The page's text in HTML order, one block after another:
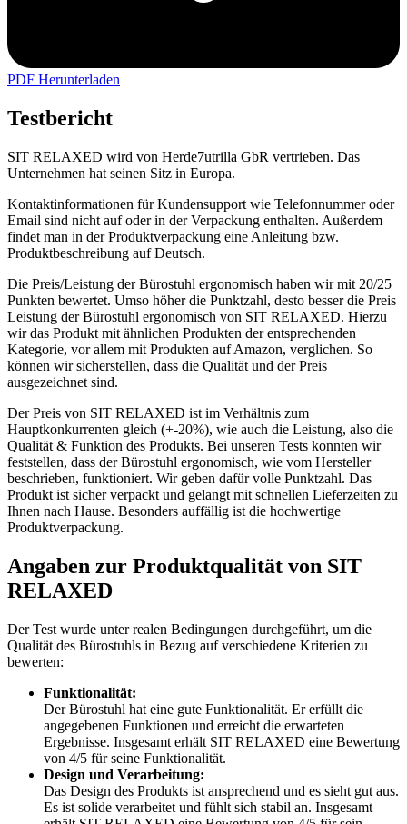
PDF Herunterladen
Testbericht
SIT RELAXED wird von Herde7utrilla GbR vertrieben. Das
Unternehmen hat seinen Sitz in Europa.
Kontaktinformationen für Kundensupport wie Telefonnummer oder
Email sind nicht auf oder in der Verpackung enthalten. Außerdem
findet man in der Produktverpackung eine Anleitung bzw.
Produktbeschreibung auf Deutsch.
Die Preis/Leistung der Bürostuhl ergonomisch haben wir mit 20/25
Punkten bewertet. Umso höher die Punktzahl, desto besser die Preis
Leistung der Bürostuhl ergonomisch von SIT RELAXED. Hierzu
wir das Produkt mit ähnlichen Produkten der entsprechenden
Kategorie, vor allem mit Produkten auf Amazon, verglichen. So
können wir sicherstellen, dass die Qualität und der Preis
ausgezeichnet sind.
Der Preis von SIT RELAXED ist im Verhältnis zum
Hauptkonkurrenten gleich (+-20%), wie auch die Leistung, also die
Qualität & Funktion des Produkts. Bei unseren Tests konnten wir
feststellen, dass der Bürostuhl ergonomisch, wie vom Hersteller
beschrieben, funktioniert. Wir geben dafür volle Punktzahl. Das
Produkt ist sicher verpackt und gelangt mit schnellen Lieferzeiten zu
Ihnen nach Hause. Besonders auffällig ist die hochwertige
Produktverpackung.
Angaben zur Produktqualität von SIT
RELAXED
Der Test wurde unter realen Bedingungen durchgeführt, um die
Qualität des Bürostuhls in Bezug auf verschiedene Kriterien zu
bewerten:
Funktionalität:
Der Bürostuhl hat eine gute Funktionalität. Er erfüllt die
angegebenen Funktionen und erreicht die erwarteten
Ergebnisse. Insgesamt erhält SIT RELAXED eine Bewertung
von 4/5 für seine Funktionalität.
Design und Verarbeitung:
Das Design des Produkts ist ansprechend und es sieht gut aus.
Es ist solide verarbeitet und fühlt sich stabil an. Insgesamt